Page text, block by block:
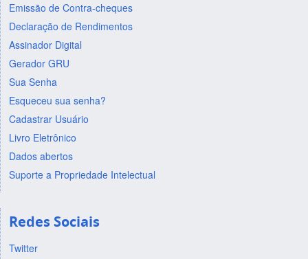
Emissão de Contra-cheques
Declaração de Rendimentos
Assinador Digital
Gerador GRU
Sua Senha
Esqueceu sua senha?
Cadastrar Usuário
Livro Eletrônico
Dados abertos
Suporte a Propriedade Intelectual
Redes Sociais
Twitter